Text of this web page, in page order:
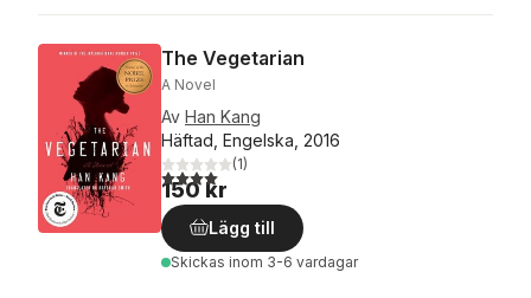
The Vegetarian
A Novel
Av Han Kang
Häftad, Engelska, 2016
4,0utav 5 stjärnor. Totalt antal röster:
(1)
150 kr
Lägg till
Skickas inom 3-6 vardagar